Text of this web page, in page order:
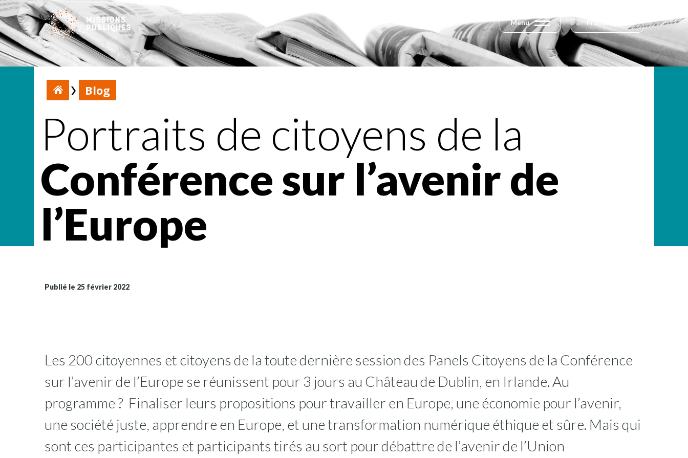
Menu Français
Blog
Portraits de citoyens de la
Conférence sur l’avenir de
l’Europe
Publié le 25 février 2022
Les 200 citoyennes et citoyens de la toute dernière session des Panels Citoyens de la Conférence
sur l’avenir de l’Europe se réunissent pour 3 jours au Château de Dublin, en Irlande. Au
programme ? Finaliser leurs propositions pour travailler en Europe, une économie pour l’avenir,
une société juste, apprendre en Europe, et une transformation numérique éthique et sûre. Mais qui
sont ces participantes et participants tirés au sort pour débattre de l’avenir de l’Union